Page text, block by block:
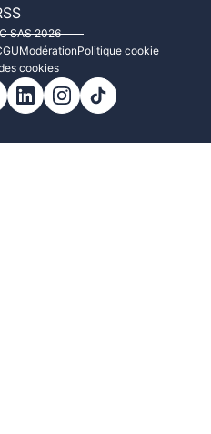
SAS 2026
ModérationPolitique cookie
cookies